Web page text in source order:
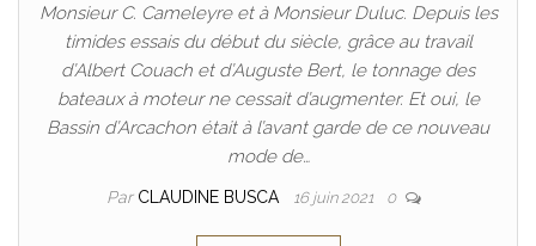
Monsieur C. Cameleyre et à Monsieur Duluc. Depuis les
timides essais du début du siècle, grâce au travail
d’Albert Couach et d’Auguste Bert, le tonnage des
bateaux à moteur ne cessait d’augmenter. Et oui, le
Bassin d’Arcachon était à l’avant garde de ce nouveau
mode de…
Par CLAUDINE BUSCA 16 juin 2021 0